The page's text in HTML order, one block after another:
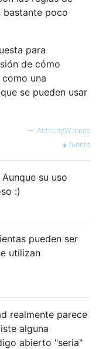
bastante poco
para
de cómo
una
se pueden usar
— AnthonyWJones
fuente
su uso
:)
pueden ser
utilizan
realmente parece
alguna
abierto "seria"